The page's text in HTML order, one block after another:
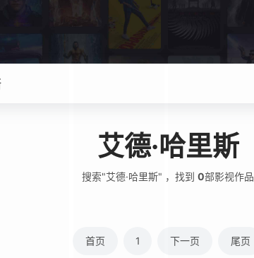
艾德·哈里斯
搜索"艾德·哈里斯" ，找到 0部影视作品
首页 1 下一页 尾页